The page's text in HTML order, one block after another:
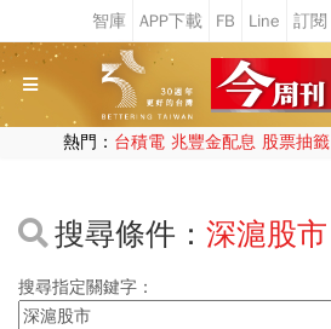
熱門： 台積電 兆豐金配息 股票抽籤
搜尋條件： 深滬股市
搜尋指定關鍵字：